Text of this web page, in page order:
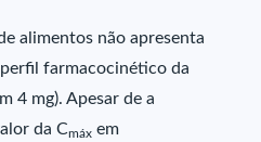
alimentos não apresenta
farmacocinético da
4 mg). Apesar de a
da Cmáx em